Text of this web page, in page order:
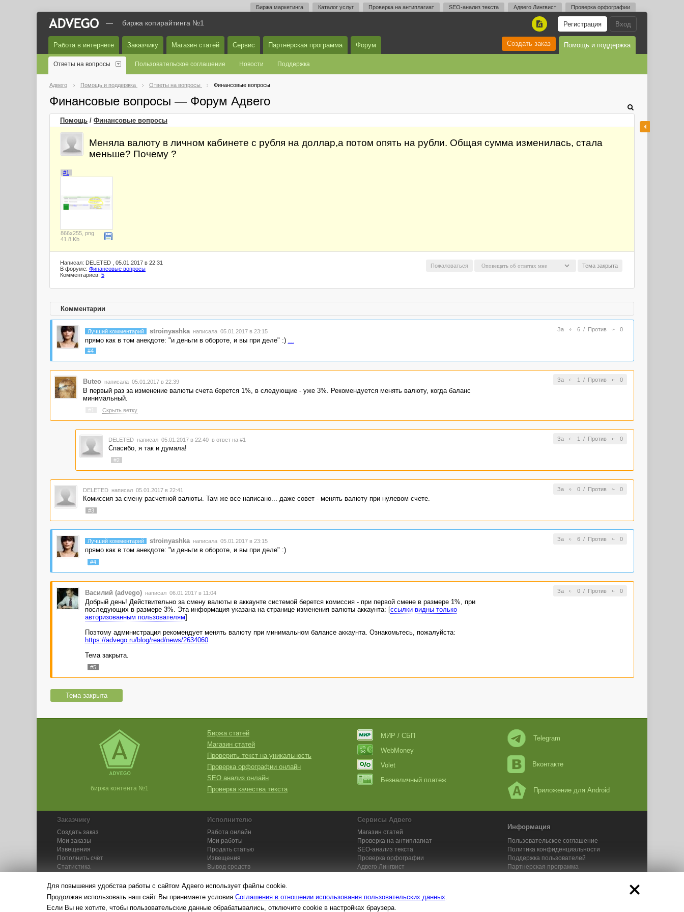
Биржа маркетинга Каталог услуг Проверка на антиплагиат SEO-анализ текста Адвего Лингвист Проверка орфографии
Вход
Регистрация
A
— биржа копирайтинга №1
Работа в интернете Заказчику Магазин статей Сервис Партнёрская программа Форум Помощь и поддержка
Создать заказ
Ответы на вопросы Пользовательское соглашение Новости Поддержка
Адвего Помощь и поддержка Ответы на вопросы Финансовые вопросы
Финансовые вопросы — Форум Адвего
Помощь / Финансовые вопросы
Меняла валюту в личном кабинете с рубля на доллар,а потом опять на рубли. Общая сумма изменилась, стала
меньше? Почему ?
#1
866x255, png
41.8 Kb
Тема закрыта
Пожаловаться
Написал: DELETED , 05.01.2017 в 22:31
В форуме: Финансовые вопросы
Комментариев: 5
Комментарии
За 6/ Против 0
Лучший комментарий stroinyashka написала 05.01.2017 в 23:15
прямо как в том анекдоте: "и деньги в обороте, и вы при деле" :) ...
#4
За 1 / Против 0
Buteo написала 05.01.2017 в 22:39
В первый раз за изменение валюты счета берется 1%, в следующие - уже 3%. Рекомендуется менять валюту, когда баланс
минимальный.
Скрыть ветку
За 1 / Против 0
DELETED написал 05.01.2017 в 22:40 в ответ на #1
Спасибо, я так и думала!
#2
За 0/ Против 0
DELETED написал 05.01.2017 в 22:41
Комиссия за смену расчетной валюты. Там же все написано... даже совет - менять валюту при нулевом счете.
#3
За 6/ Против 0
Лучший комментарий stroinyashka написала 05.01.2017 в 23:15
прямо как в том анекдоте: "и деньги в обороте, и вы при деле" :)
#4
За 0/ Против 0
Василий (advego) написал 06.01.2017 в 11:04
Добрый день! Действительно за смену валюты в аккаунте системой берется комиссия - при первой смене в размере 1%, при
последующих в размере 3%. Эта информация указана на странице изменения валюты аккаунта: [ссылки видны только
авторизованным пользователям]
Поэтому администрация рекомендует менять валюту при минимальном балансе аккаунта. Ознакомьтесь, пожалуйста:
https://advego.ru/blog/read/news/2634060
Тема закрыта.
#5
Тема закрыта
биржа контента №1
Биржа статей
Магазин статей
Проверить текст на уникальность
Проверка орфографии онлайн
SEO анализ онлайн
Проверка качества текста
МИР / СБП
WebMoney
Volet
Безналичный платеж
Telegram
Вконтакте
Приложение для Android
Заказчику
Создать заказ
Мои заказы
Извещения
Пополнить счёт
Статистика
Исполнителю
Работа онлайн
Мои работы
Продать статью
Извещения
Вывод средств
Сервисы Адвего
Магазин статей
Проверка на антиплагиат
SEO-анализ текста
Проверка орфографии
Адвего Лингвист
Информация
Пользовательское соглашение
Политика конфиденциальности
Поддержка пользователей
Партнерская программа
Для повышения удобства работы с сайтом Адвего использует файлы cookie.
Продолжая использовать наш сайт Вы принимаете условия Соглашения в отношении использования пользовательских данных
Если Вы не хотите, чтобы пользовательские данные обрабатывались, отключите cookie в настройках браузера.